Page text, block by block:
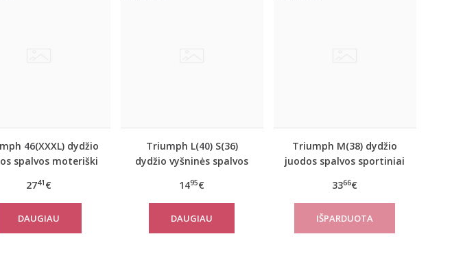
46(XXXL) dydžio
spalvos moteriški
Basics Shirt03 2P
2741 €
DAUGIAU
Triumph L(40) S(36)
dydžio vyšninės spalvos
EverNew SH01
1495€
DAUGIAU
Triumph M(38) dydžio
juodos spalvos sportiniai
women move FLOW Tank
Top
3366€